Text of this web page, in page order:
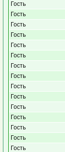
Гость
Гость
Гость
Гость
Гость
Гость
Гость
Гость
Гость
Гость
Гость
Гость
Гость
Гость
Гость